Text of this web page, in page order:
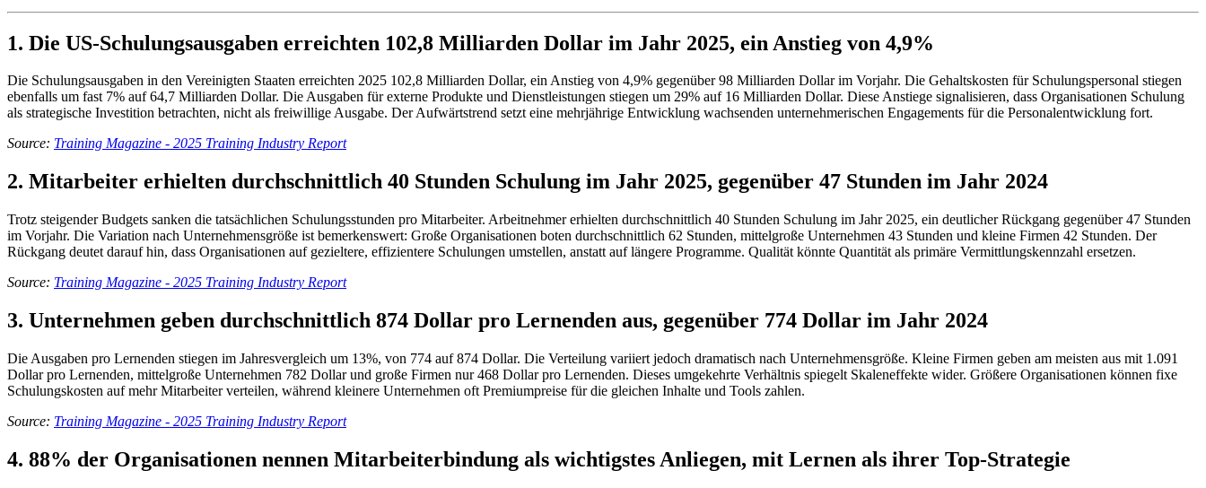
1. Die US-Schulungsausgaben erreichten 102,8 Milliarden Dollar im Jahr 2025, ein Anstieg von 4,9%
Die Schulungsausgaben in den Vereinigten Staaten erreichten 2025 102,8 Milliarden Dollar, ein Anstieg von 4,9% gegenüber 98 Milliarden Dollar im Vorjahr. Die Gehaltskosten für Schulungspersonal stiegen
ebenfalls um fast 7% auf 64,7 Milliarden Dollar. Die Ausgaben für externe Produkte und Dienstleistungen stiegen um 29% auf 16 Milliarden Dollar. Diese Anstiege signalisieren, dass Organisationen Schulung
als strategische Investition betrachten, nicht als freiwillige Ausgabe. Der Aufwärtstrend setzt eine mehrjährige Entwicklung wachsenden unternehmerischen Engagements für die Personalentwicklung fort.
Source: Training Magazine - 2025 Training Industry Report
2. Mitarbeiter erhielten durchschnittlich 40 Stunden Schulung im Jahr 2025, gegenüber 47 Stunden im Jahr 2024
Trotz steigender Budgets sanken die tatsächlichen Schulungsstunden pro Mitarbeiter. Arbeitnehmer erhielten durchschnittlich 40 Stunden Schulung im Jahr 2025, ein deutlicher Rückgang gegenüber 47 Stunden
im Vorjahr. Die Variation nach Unternehmensgröße ist bemerkenswert: Große Organisationen boten durchschnittlich 62 Stunden, mittelgroße Unternehmen 43 Stunden und kleine Firmen 42 Stunden. Der
Rückgang deutet darauf hin, dass Organisationen auf gezieltere, effizientere Schulungen umstellen, anstatt auf längere Programme. Qualität könnte Quantität als primäre Vermittlungskennzahl ersetzen.
Source: Training Magazine - 2025 Training Industry Report
3. Unternehmen geben durchschnittlich 874 Dollar pro Lernenden aus, gegenüber 774 Dollar im Jahr 2024
Die Ausgaben pro Lernenden stiegen im Jahresvergleich um 13%, von 774 auf 874 Dollar. Die Verteilung variiert jedoch dramatisch nach Unternehmensgröße. Kleine Firmen geben am meisten aus mit 1.091
Dollar pro Lernenden, mittelgroße Unternehmen 782 Dollar und große Firmen nur 468 Dollar pro Lernenden. Dieses umgekehrte Verhältnis spiegelt Skaleneffekte wider. Größere Organisationen können fixe
Schulungskosten auf mehr Mitarbeiter verteilen, während kleinere Unternehmen oft Premiumpreise für die gleichen Inhalte und Tools zahlen.
Source: Training Magazine - 2025 Training Industry Report
4. 88% der Organisationen nennen Mitarbeiterbindung als wichtigstes Anliegen, mit Lernen als ihrer Top-Strategie